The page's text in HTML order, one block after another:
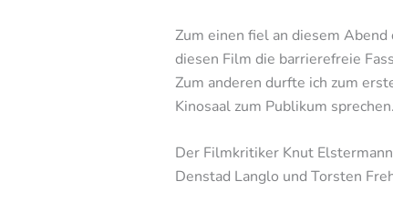
Zum einen fiel an diesem
diesen Film die barrierefreie
Zum anderen durfte ich zum
Kinosaal zum Publikum sprechen.
Der Filmkritiker Knut
Denstad Langlo und Torsten